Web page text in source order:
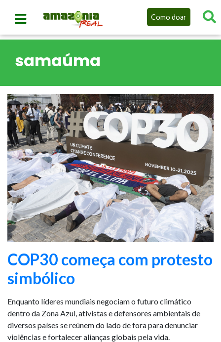
Como doar
samaúma
COP30 começa com protesto
simbólico
Enquanto líderes mundiais negociam o futuro climático
dentro da Zona Azul, ativistas e defensores ambientais de
diversos países se reúnem do lado de fora para denunciar
violências e fortalecer alianças globais pela vida.